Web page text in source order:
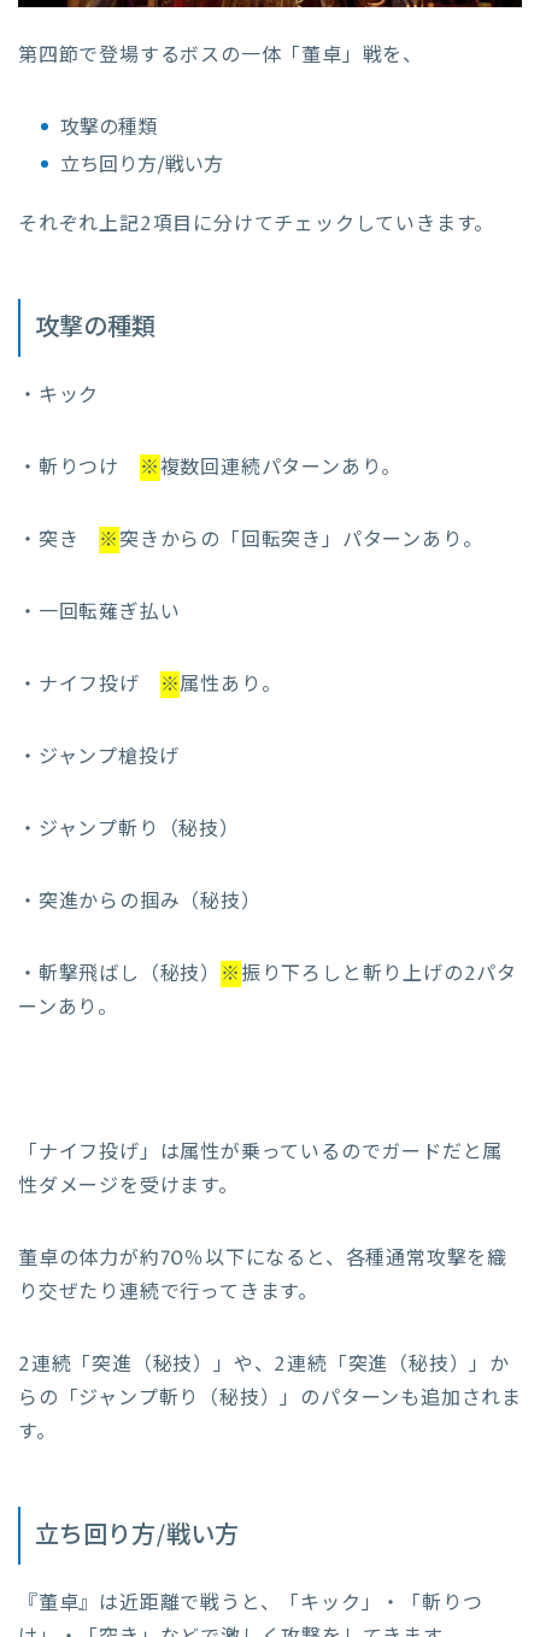
第四節で登場するボスの一体「董卓」戦を、
攻撃の種類
立ち回り方/戦い方
それぞれ上記2項目に分けてチェックしていきます。
攻撃の種類
・キック
・斬りつけ ※複数回連続パターンあり。
・突き ※突きからの「回転突き」パターンあり。
・一回転薙ぎ払い
・ナイフ投げ ※属性あり。
・ジャンプ槍投げ
・ジャンプ斬り（秘技）
・突進からの掴み（秘技）
・斬撃飛ばし（秘技） ※振り下ろしと斬り上げの2パタ
ーンあり。
「ナイフ投げ」は属性が乗っているのでガードだと属
性ダメージを受けます。
董卓の体力が約70％以下になると、各種通常攻撃を織
り交ぜたり連続で行ってきます。
2連続「突進（秘技）」や、2連続「突進（秘技）」か
らの「ジャンプ斬り（秘技）」のパターンも追加されま
す。
立ち回り方/戦い方
『董卓』は近距離で戦うと、「キック」・「斬りつ